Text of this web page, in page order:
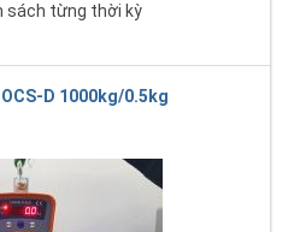
sách từng thời kỳ
D 1000kg/0.5kg